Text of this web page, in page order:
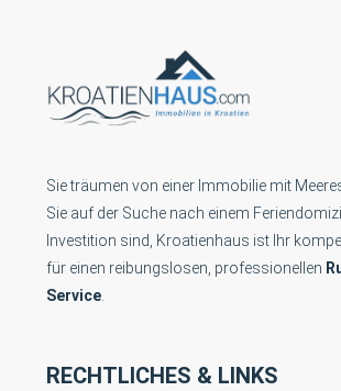
Sie träumen von einer Immobilie mit
Sie auf der Suche nach einem
Investition sind, Kroatienhaus ist Ihr
für einen reibungslosen, professionellen
Service.
RECHTLICHES & LINKS